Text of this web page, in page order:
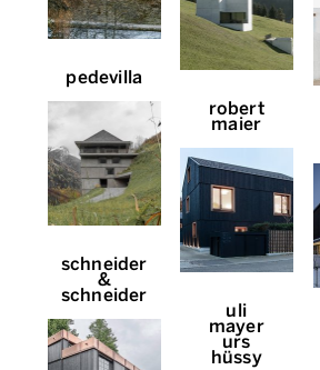
pedevilla
robert
maier
schneider
&
schneider
uli
mayer
urs
hüssy